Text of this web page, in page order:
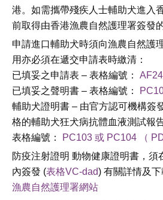
港。如需攜帶殘疾人士輔助犬進入
前取得由香港漁農自然護理署簽發
申請進口輔助犬時須向漁農自然護
用亦必須在遞交申請表時繳清：
已填妥之申請表 – 表格編號：
已填妥之聲明書 – 表格編號：
輔助犬證明書 – 由官方認可機構簽
格的輔助犬狂犬病抗體血液測試報
表格編號：
PC103 或 PC104 （
防疫注射證明 動物健康證明書，須
內簽發 (表格VC-dad) 有關詳情及
漁農自然護理署網站